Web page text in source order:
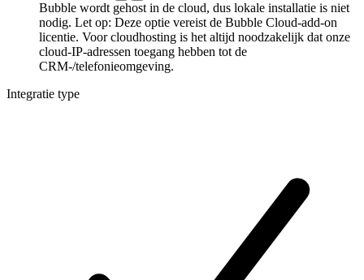
Bubble wordt gehost in de cloud, dus lokale installatie is niet
nodig. Let op: Deze optie vereist de Bubble Cloud-add-on
licentie. Voor cloudhosting is het altijd noodzakelijk dat onze
cloud-IP-adressen toegang hebben tot de
CRM-/telefonieomgeving.
Integratie type